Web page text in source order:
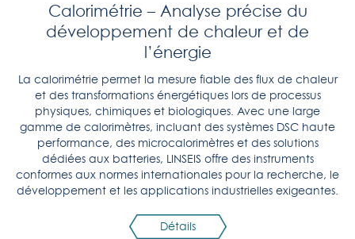
Calorimétrie – Analyse précise du
développement de chaleur et de
l’énergie
La calorimétrie permet la mesure fiable des flux de chaleur
et des transformations énergétiques lors de processus
physiques, chimiques et biologiques. Avec une large
gamme de calorimètres, incluant des systèmes DSC haute
performance, des microcalorimètres et des solutions
dédiées aux batteries, LINSEIS offre des instruments
conformes aux normes internationales pour la recherche, le
développement et les applications industrielles exigeantes.
Détails